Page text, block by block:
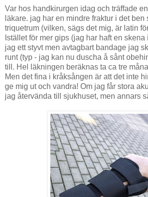
Var hos handkirurgen idag och träffade
läkare. jag har en mindre fraktur i det ben
triquetrum (vilken, sägs det mig, är latin
Istället för mer gips (jag har haft en
jag ett styvt men avtagbart bandage jag
runt (typ - jag kan nu duscha å sånt
till. Hel läkningen beräknas ta ca tre
Men det fina i kråksången är att det inte
ge mig ut och vandra! Om jag får stora
jag återvända till sjukhuset, men annars